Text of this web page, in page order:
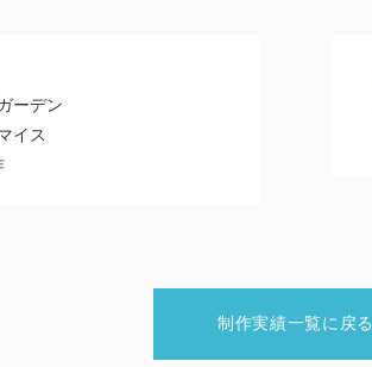
ーデン
イス
制作実績一覧に戻る